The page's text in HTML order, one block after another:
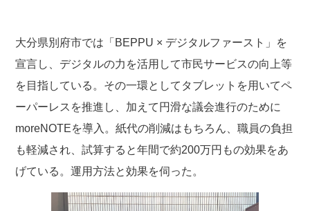
大分県別府市では「BEPPU × デジタルファースト」を
宣言し、デジタルの力を活用して市民サービスの向上等
を目指している。その一環としてタブレットを用いてペ
ーパーレスを推進し、加えて円滑な議会進行のために
moreNOTEを導入。紙代の削減はもちろん、職員の負担
も軽減され、試算すると年間で約200万円もの効果をあ
げている。運用方法と効果を伺った。